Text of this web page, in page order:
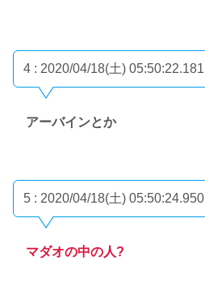
4 : 2020/04/18(土) 05:50:22.181
アーバインとか
5 : 2020/04/18(土) 05:50:24.950
マダオの中の人?